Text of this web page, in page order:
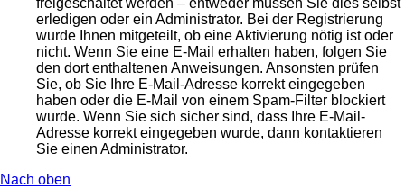
freigeschaltet werden – entweder müssen Sie dies selbst
erledigen oder ein Administrator. Bei der Registrierung
wurde Ihnen mitgeteilt, ob eine Aktivierung nötig ist oder
nicht. Wenn Sie eine E-Mail erhalten haben, folgen Sie
den dort enthaltenen Anweisungen. Ansonsten prüfen
Sie, ob Sie Ihre E-Mail-Adresse korrekt eingegeben
haben oder die E-Mail von einem Spam-Filter blockiert
wurde. Wenn Sie sich sicher sind, dass Ihre E-Mail-
Adresse korrekt eingegeben wurde, dann kontaktieren
Sie einen Administrator.
Nach oben